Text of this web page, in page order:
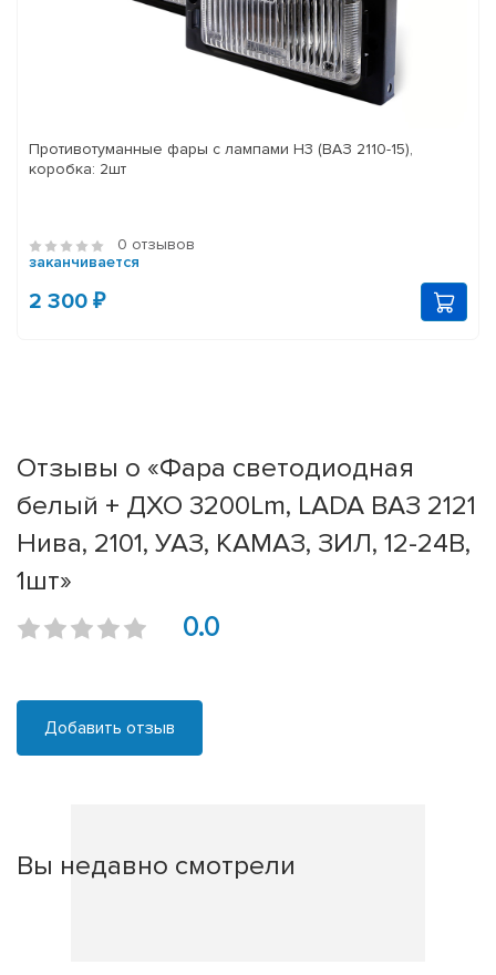
Противотуманные фары с лампами H3 (ВАЗ 2110-15),
коробка: 2шт
0 отзывов
заканчивается
2 300 ₽
Отзывы о «Фара светодиодная
белый + ДХО 3200Lm, LADA ВАЗ 2121
Нива, 2101, УАЗ, КАМАЗ, ЗИЛ, 12-24В,
1шт»
0.0
Добавить отзыв
Вы недавно смотрели